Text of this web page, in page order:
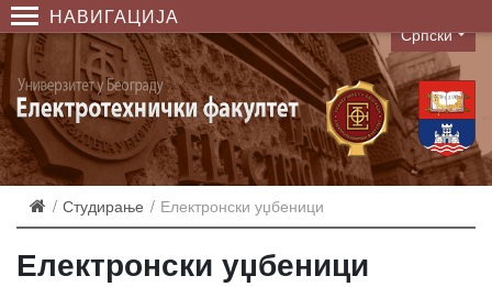
НАВИГАЦИЈА
Language
Српски
Студирање Електронски уџбеници
Електронски уџбеници